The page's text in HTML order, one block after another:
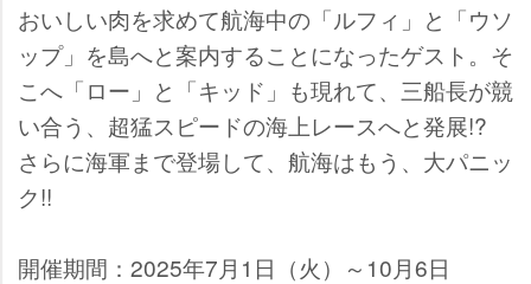
おいしい肉を求めて航海中の「ルフィ」と「ウソ
ップ」を島へと案内することになったゲスト。そ
こへ「ロー」と「キッド」も現れて、三船長が競
い合う、超猛スピードの海上レースへと発展!?
さらに海軍まで登場して、航海はもう、大パニッ
ク!!
開催期間：2025年7月1日（火）～10月6日